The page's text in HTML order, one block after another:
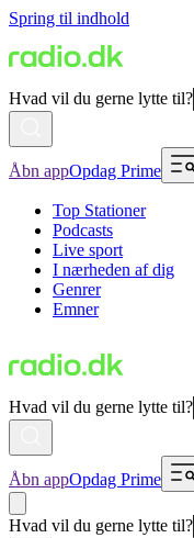
Spring til indhold
Hvad vil du gerne lytte til?
Åbn appOpdag Prime
Top Stationer
Podcasts
Live sport
I nærheden af dig
Genrer
Emner
Hvad vil du gerne lytte til?
Åbn appOpdag Prime
Hvad vil du gerne lytte til?